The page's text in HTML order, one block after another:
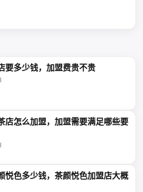
要多少钱，加盟费贵不贵
店怎么加盟，加盟需要满足哪些要
悦色多少钱，茶颜悦色加盟店大概